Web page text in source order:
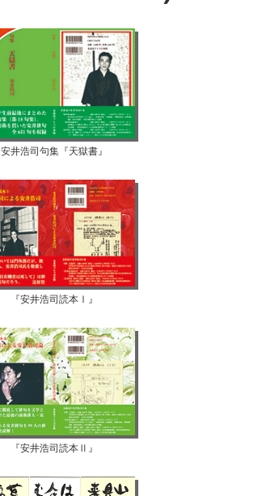
安井浩司句集『天獄書』
『安井浩司読本Ⅰ』
『安井浩司読本Ⅱ』